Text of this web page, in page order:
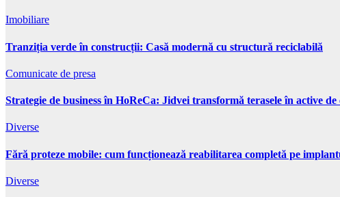
Imobiliare
Tranziția verde în construcții: Casă modernă cu structură reciclabilă
Comunicate de presa
Strategie de business în HoReCa: Jidvei transformă terasele în active
Diverse
Fără proteze mobile: cum funcționează reabilitarea completă pe
Diverse